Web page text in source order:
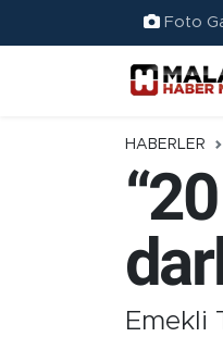
Foto
HABERLER
Emekli
Türkiye